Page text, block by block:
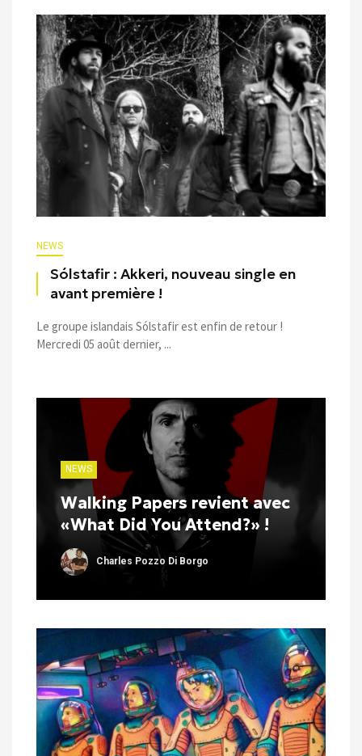
NEWS
Sólstafir : Akkeri, nouveau single en
avant première !
Le groupe islandais Sólstafir est enfin de retour !
Mercredi 05 août dernier, ...
NEWS
Walking Papers revient avec
«What Did You Attend?» !
Charles Pozzo Di Borgo